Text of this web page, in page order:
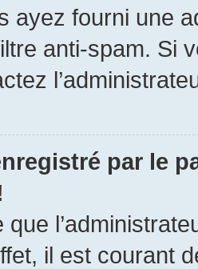
ayez fourni une
anti-spam. Si
par le
que
il est courant